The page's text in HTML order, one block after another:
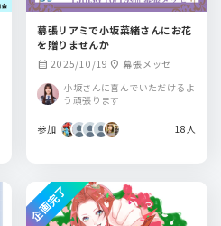
幕張リアミで小坂菜緒さんにお花
を贈りませんか
calendar_month 2025/10/19 location_on 幕張メッセ
小坂さんに喜んでいただけるよ
う頑張ります
参加 18人
企画完了